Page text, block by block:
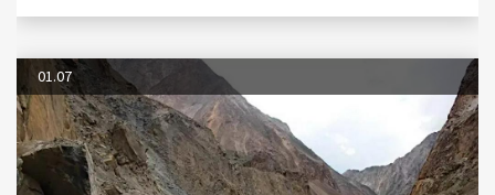
01.07